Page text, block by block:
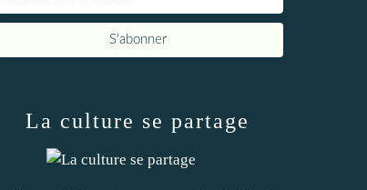
La culture se partage